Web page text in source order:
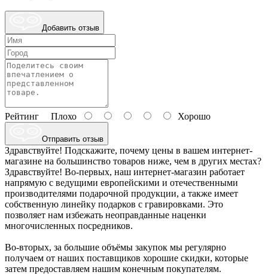
Добавить отзыв
Рейтинг Плохо Хорошо
Отправить отзыв
Здравствуйте! Подскажите, почему цены в вашем интернет-
магазине на большинство товаров ниже, чем в других местах?
Здравствуйте! Во-первых, наш интернет-магазин работает
напрямую с ведущими европейскими и отечественными
производителями подарочной продукции, а также имеет
собственную линейку подарков с гравировками. Это
позволяет нам избежать неоправданные наценки
многочисленных посредников.
Во-вторых, за большие объёмы закупок мы регулярно
получаем от наших поставщиков хорошие скидки, которые
затем предоставляем нашим конечным покупателям.